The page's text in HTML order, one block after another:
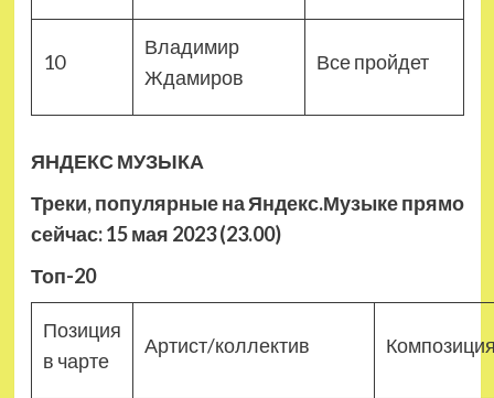
10
Владимир
Ждамиров
Все пройдет
ЯНДЕКС МУЗЫКА
Треки, популярные на Яндекс.Музыке прямо
сейчас: 15 мая 2023 (23.00)
Топ-20
Позиция
в чарте
Артист/коллектив